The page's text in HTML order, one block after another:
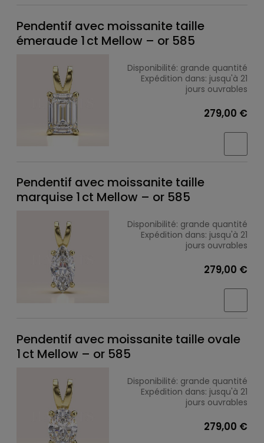
Pendentif avec moissanite taille
émeraude 1 ct Mellow – or 585
Disponibilité: grande quantité
Expédition dans: jusqu'à 21
jours ouvrables
279,00 €
Pendentif avec moissanite taille
marquise 1 ct Mellow – or 585
Disponibilité: grande quantité
Expédition dans: jusqu'à 21
jours ouvrables
279,00 €
Pendentif avec moissanite taille ovale
1 ct Mellow – or 585
Disponibilité: grande quantité
Expédition dans: jusqu'à 21
jours ouvrables
279,00 €